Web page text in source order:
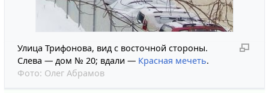
Улица Трифонова, вид с восточной стороны.
Слева — дом № 20; вдали — Красная мечеть.
Фото: Олег Абрамов